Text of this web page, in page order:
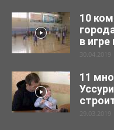
10
в
30.04.2019
11
29.03.2019